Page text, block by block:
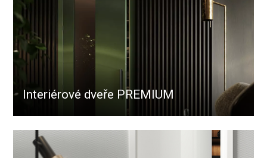
Interiérové dveře PREMIUM